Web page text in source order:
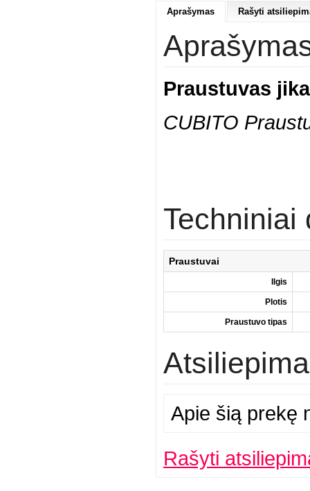
Aprašymas Rašyti
Praustuvas
CUBITO
Techniniai
Praustuvai
Ilgis
Plotis
Praustuvo tipas
Apie šią prekę
Rašyti